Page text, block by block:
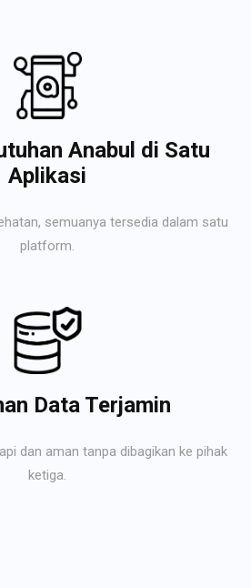
Anabul di Satu
Aplikasi
semuanya tersedia dalam satu
platform.
Data Terjamin
dan aman tanpa dibagikan ke pihak
ketiga.